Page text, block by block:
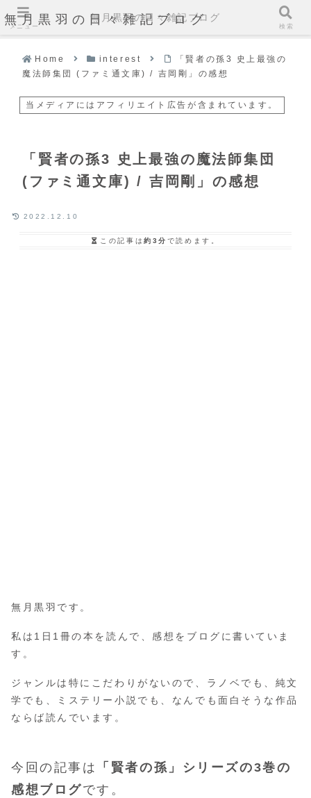
無月黒羽の日々雑記ブログ
Home interest
「賢者の孫3 史上最強の
魔法師集団 (ファミ通文庫) / 吉岡剛」の感想
当メディアにはアフィリエイト広告が含まれています。
「賢者の孫3 史上最強の魔法師集団
(ファミ通文庫) / 吉岡剛」の感想
2022.12.10
この記事は約3分 で読めます。
無月黒羽です。
私は1日1冊の本を読んで、感想をブログに書いていま
す。
ジャンルは特にこだわりがないので、ラノベでも、純文
学でも、ミステリー小説でも、なんでも面白そうな作品
ならば読んでいます。
今回の記事は
「賢者の孫」シリーズの3巻の
感想ブログです。
メニュー
無月黒羽の日々雑記ブログ
検索